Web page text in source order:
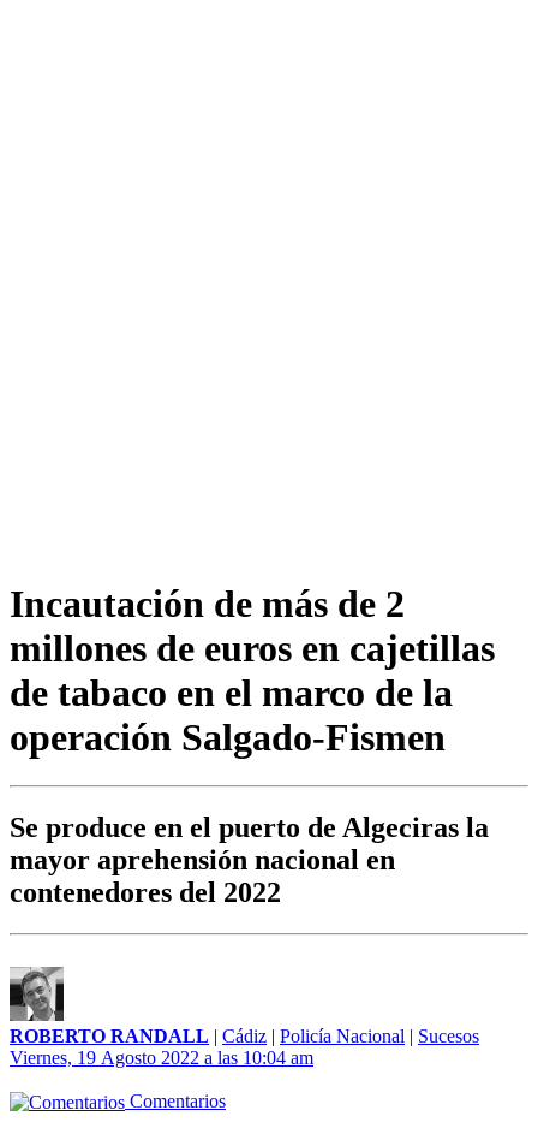
Incautación de más de 2
millones de euros en cajetillas
de tabaco en el marco de la
operación Salgado-Fismen
Se produce en el puerto de Algeciras la
mayor aprehensión nacional en
contenedores del 2022
ROBERTO RANDALL | Cádiz | Policía Nacional | Sucesos
Viernes, 19 Agosto 2022 a las 10:04 am
Comentarios